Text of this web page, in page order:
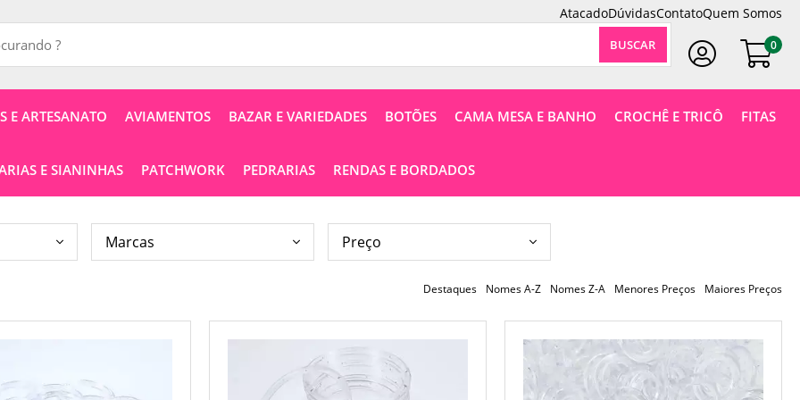
AtacadoDúvidasContatoQuem Somos
E ARTESANATO AVIAMENTOS BAZAR E VARIEDADES BOTÕES CAMA MESA E BANHO CROCHÊ E TRICÔ FITAS
E SIANINHAS PATCHWORK PEDRARIAS RENDAS E BORDADOS
0
Destaques Nomes A-Z Nomes Z-A Menores Preços Maiores Preços